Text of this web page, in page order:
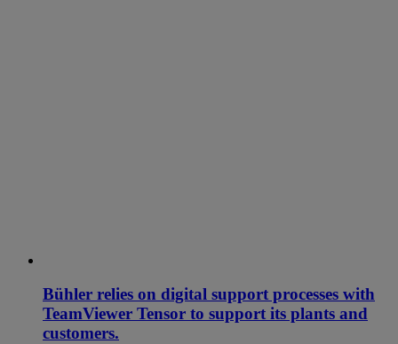
Bühler relies on digital support processes with
TeamViewer Tensor to support its plants and
customers.